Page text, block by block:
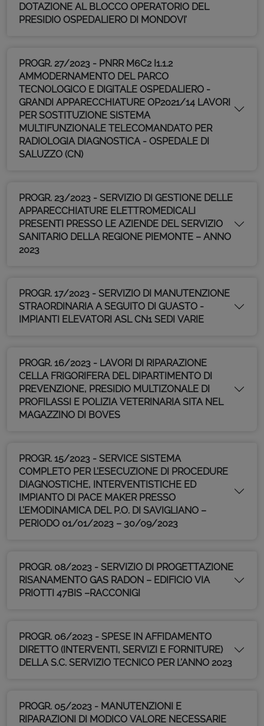
DOTAZIONE AL BLOCCO OPERATORIO DEL
PRESIDIO OSPEDALIERO DI MONDOVI’
PROGR. 27/2023 - PNRR M6C2 I1.1.2
AMMODERNAMENTO DEL PARCO
TECNOLOGICO E DIGITALE OSPEDALIERO -
GRANDI APPARECCHIATURE OP2021/14 LAVORI
PER SOSTITUZIONE SISTEMA
MULTIFUNZIONALE TELECOMANDATO PER
RADIOLOGIA DIAGNOSTICA - OSPEDALE DI
SALUZZO (CN)
PROGR. 23/2023 - SERVIZIO DI GESTIONE DELLE
APPARECCHIATURE ELETTROMEDICALI
PRESENTI PRESSO LE AZIENDE DEL SERVIZIO
SANITARIO DELLA REGIONE PIEMONTE – ANNO
2023
PROGR. 17/2023 - SERVIZIO DI MANUTENZIONE
STRAORDINARIA A SEGUITO DI GUASTO -
IMPIANTI ELEVATORI ASL CN1 SEDI VARIE
PROGR. 16/2023 - LAVORI DI RIPARAZIONE
CELLA FRIGORIFERA DEL DIPARTIMENTO DI
PREVENZIONE, PRESIDIO MULTIZONALE DI
PROFILASSI E POLIZIA VETERINARIA SITA NEL
MAGAZZINO DI BOVES
PROGR. 15/2023 - SERVICE SISTEMA
COMPLETO PER L’ESECUZIONE DI PROCEDURE
DIAGNOSTICHE, INTERVENTISTICHE ED
IMPIANTO DI PACE MAKER PRESSO
L’EMODINAMICA DEL P.O. DI SAVIGLIANO –
PERIODO 01/01/2023 – 30/09/2023
PROGR. 08/2023 - SERVIZIO DI PROGETTAZIONE
RISANAMENTO GAS RADON – EDIFICIO VIA
PRIOTTI 47BIS –RACCONIGI
PROGR. 06/2023 - SPESE IN AFFIDAMENTO
DIRETTO (INTERVENTI, SERVIZI E FORNITURE)
DELLA S.C. SERVIZIO TECNICO PER L’ANNO 2023
PROGR. 05/2023 - MANUTENZIONI E
RIPARAZIONI DI MODICO VALORE NECESSARIE